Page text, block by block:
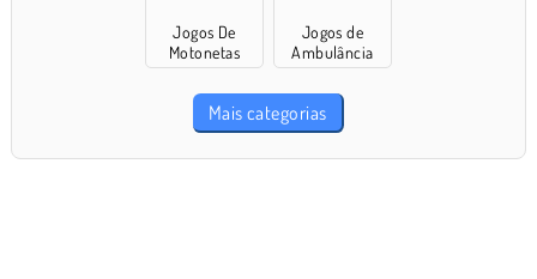
Jogos De
Motonetas
Jogos de
Ambulância
Mais categorias